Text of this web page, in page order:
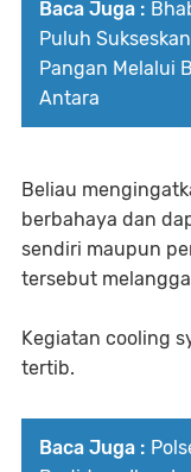
Baca Juga :
Puluh
Pangan Melalui
Antara
Beliau
berbahaya dan
sendiri maupun
tersebut
Kegiatan cooling
tertib.
Baca Juga :